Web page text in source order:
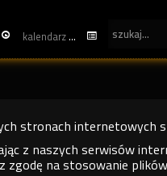
kalendarz
stronach internetowych
z naszych serwisów
zgodę na stosowanie